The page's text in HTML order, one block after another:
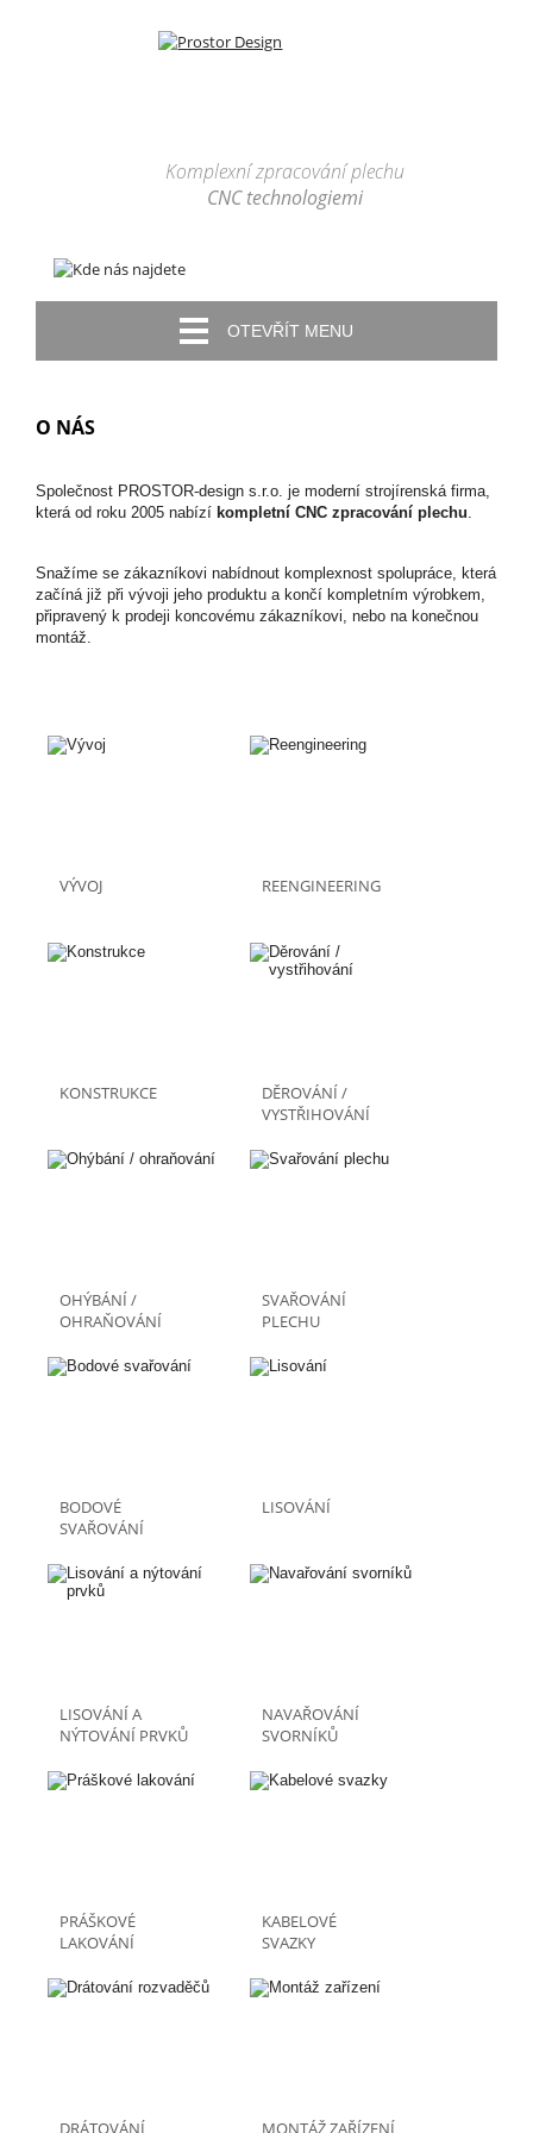
Komplexní zpracování plechu
CNC technologiemi
OTEVŘÍT MENU
O NÁS
Společnost PROSTOR-design s.r.o. je moderní strojírenská firma,
která od roku 2005 nabízí kompletní CNC zpracování plechu
Snažíme se zákazníkovi nabídnout komplexnost spolupráce, která
začíná již při vývoji jeho produktu a končí kompletním výrobkem,
připravený k prodeji koncovému zákazníkovi, nebo na konečnou
montáž.
VÝVOJ REENGINEERING
KONSTRUKCE
DĚROVÁNÍ /
VYSTŘIHOVÁNÍ
OHÝBÁNÍ /
OHRAŇOVÁNÍ
SVAŘOVÁNÍ
PLECHU
BODOVÉ
SVAŘOVÁNÍ
LISOVÁNÍ
LISOVÁNÍ A
NÝTOVÁNÍ PRVKŮ
NAVAŘOVÁNÍ
SVORNÍKŮ
PRÁŠKOVÉ
LAKOVÁNÍ
KABELOVÉ
SVAZKY
DRÁTOVÁNÍ MONTÁŽ ZAŘÍZENÍ